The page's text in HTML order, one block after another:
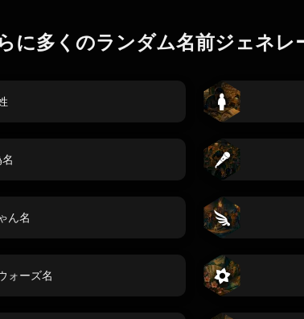
に多くのランダム名前ジェネレ
ん名
ォーズ名